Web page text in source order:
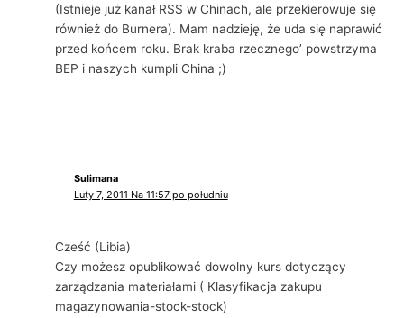
(Istnieje już kanał RSS w Chinach, ale przekierowuje się
również do Burnera). Mam nadzieję, że uda się naprawić
przed końcem roku. Brak kraba rzecznego’ powstrzyma
BEP i naszych kumpli China ;)
Sulimana
Luty 7, 2011 Na 11:57 po południu
Cześć (Libia)
Czy możesz opublikować dowolny kurs dotyczący
zarządzania materiałami ( Klasyfikacja zakupu
magazynowania-stock-stock)